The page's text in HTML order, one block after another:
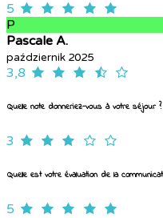
5
P
Pascale A.
październik 2025
3,8
Quelle note donneriez-vous à votre séjour ?
3
Quelle est votre évaluation de la
5